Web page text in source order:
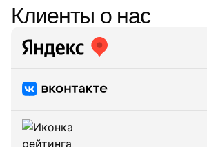
Клиенты о нас